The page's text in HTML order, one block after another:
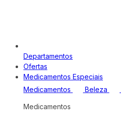
Departamentos
Ofertas
Medicamentos Especiais
Medicamentos
Beleza
Medicamentos